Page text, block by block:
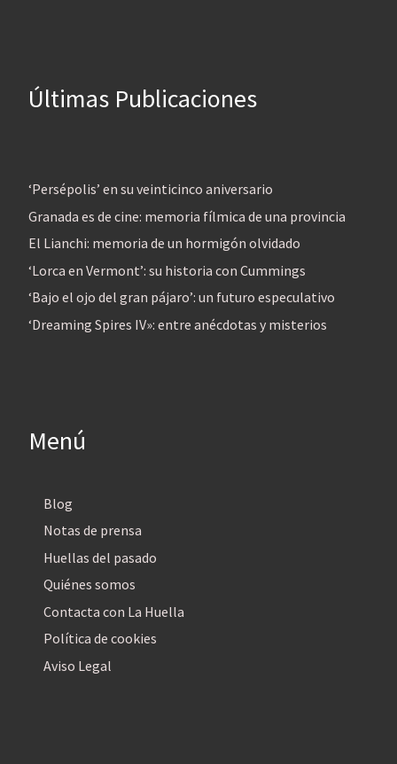
Últimas Publicaciones
‘Persépolis’ en su veinticinco aniversario
Granada es de cine: memoria fílmica de una provincia
El Lianchi: memoria de un hormigón olvidado
‘Lorca en Vermont’: su historia con Cummings
‘Bajo el ojo del gran pájaro’: un futuro especulativo
‘Dreaming Spires IV»: entre anécdotas y misterios
Menú
Blog
Notas de prensa
Huellas del pasado
Quiénes somos
Contacta con La Huella
Política de cookies
Aviso Legal